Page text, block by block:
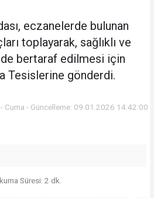
eczanelerde bulunan
toplayarak, sağlıklı ve
bertaraf edilmesi için
Tesislerine gönderdi.
Cuma - Güncelleme: 09.01.2026 14:42:00
Süresi: 2 dk.